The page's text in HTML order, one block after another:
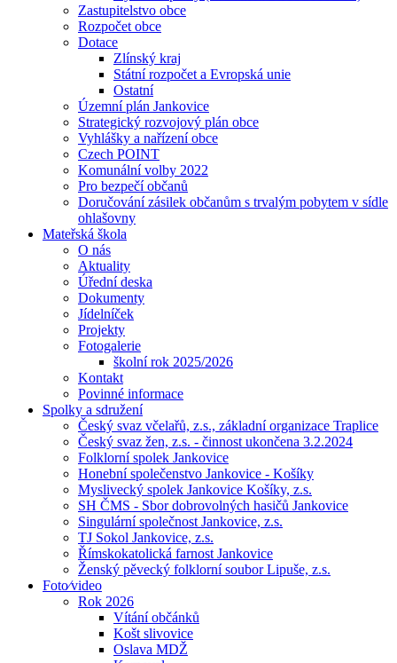
Zastupitelstvo obce
Rozpočet obce
Dotace
Zlínský kraj
Státní rozpočet a Evropská unie
Ostatní
Územní plán Jankovice
Strategický rozvojový plán obce
Vyhlášky a nařízení obce
Czech POINT
Komunální volby 2022
Pro bezpečí občanů
Doručování zásilek občanům s trvalým pobytem v sídle
ohlašovny
Mateřská škola
O nás
Aktuality
Úřední deska
Dokumenty
Jídelníček
Projekty
Fotogalerie
školní rok 2025/2026
Kontakt
Povinné informace
Spolky a sdružení
Český svaz včelařů, z.s., základní organizace Traplice
Český svaz žen, z.s. - činnost ukončena 3.2.2024
Folklorní spolek Jankovice
Honební společenstvo Jankovice - Košíky
Myslivecký spolek Jankovice Košíky, z.s.
SH ČMS - Sbor dobrovolných hasičů Jankovice
Singulární společnost Jankovice, z.s.
TJ Sokol Jankovice, z.s.
Římskokatolická farnost Jankovice
Ženský pěvecký folklorní soubor Lipuše, z.s.
Foto⁄video
Rok 2026
Vítání občánků
Košt slivovice
Oslava MDŽ